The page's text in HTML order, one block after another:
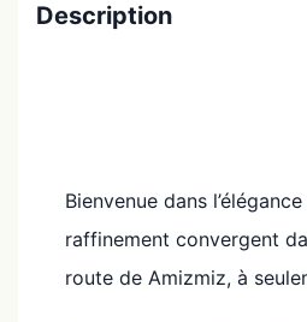
Description
Bienvenue dans
raffinement convergent
route de Amizmiz, à